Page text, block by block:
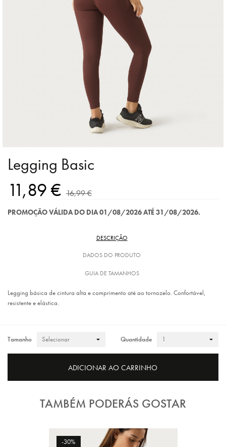
Legging Basic
11,89 € 16,99 €
PROMOÇÃO VÁLIDA DO DIA 01/08/2026 ATÉ 31/08/2026.
DESCRIÇÃO
DADOS DO PRODUTO
GUIA DE TAMANHOS
Legging básica de cintura alta e comprimento até ao tornozelo. Confortável,
resistente e elástica.
Tamanho Quantidade
ADICIONAR AO CARRINHO
TAMBÉM PODERÁS GOSTAR
-30%